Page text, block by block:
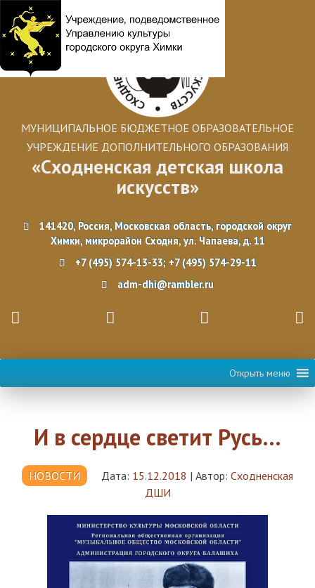
МУНИЦИПАЛЬНОЕ БЮДЖЕТНОЕ ОБРАЗОВАТЕЛЬНОЕ
УЧРЕЖДЕНИЕ ДОПОЛНИТЕЛЬНОГО ОБРАЗОВАНИЯ
«Сходненская детская школа
искусств»
141420, Россия, Московская область, городской округ
Химки, микрорайон Сходня, ул. Чапаева, д. 11
+7 (495) 574-13-33; +7 (495) 574-29-11
adm-dhi@rambler.ru
Открыть меню
И в сердце светит Русь…
НОВОСТИ Дата: 15.12.2018 | Автор: Сходненская
ДШИ